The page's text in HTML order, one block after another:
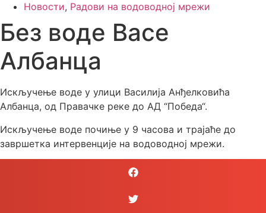
Новости, Радови на водоводној мрежи
Без воде Васе
Албанца
Искључење воде у улици Василија Анђелковића
Албанца, од Правачке реке до АД “Победа“.
Искључење воде почиње у 9 часова и трајаће до
завршетка интервенције на водоводној мрежи.